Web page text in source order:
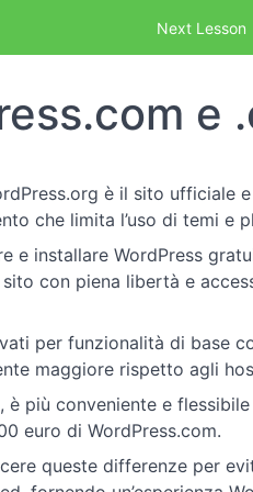
Next Lesson
e
è il sito ufficiale
che limita l’uso di temi e
e installare WordPress
con piena libertà e
per funzionalità di base
maggiore rispetto agli
più conveniente e
euro di WordPress.com.
queste differenze per